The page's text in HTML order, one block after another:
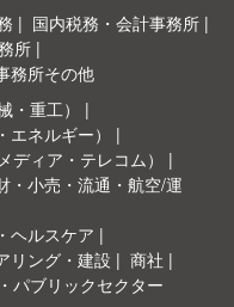
国内税務・会計事務所
所
務所その他
・重工）
ネルギー）
ィア・テレコム）
・小売・流通・航空/運
ヘルスケア
リング・建設
商社
パブリックセクター